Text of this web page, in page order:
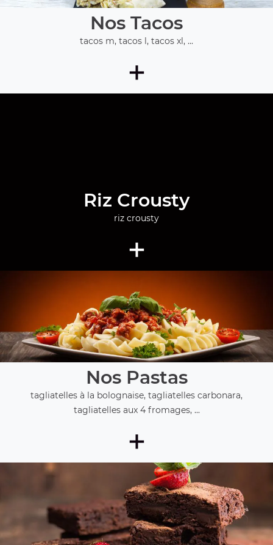
Nos Tacos
tacos m, tacos l, tacos xl, ...
+
Riz Crousty
riz crousty
+
Nos Pastas
tagliatelles à la bolognaise, tagliatelles carbonara,
tagliatelles aux 4 fromages, ...
+